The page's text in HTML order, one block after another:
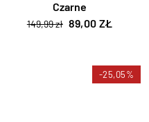
Czarne
149,99 zł 89,00 ZŁ
-25,05%